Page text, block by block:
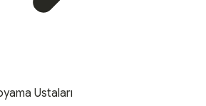
Ustaları